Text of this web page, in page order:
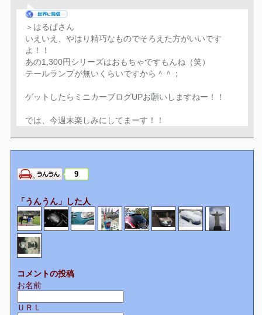
＞はるぱさん
いえいえ、やはり精巧なものでそろえた方がいいです
よ！！
あの1,300円シリーズはおもちゃですもんね（笑）
テールランプが無いくらいですから＾＾；
ゲットしたらミニカーブログUPお願いしますねー！！
では、今週末楽しみにしてまーす！！
9
「うんうん」した人
コメントの投稿
お名前
ＵＲＬ